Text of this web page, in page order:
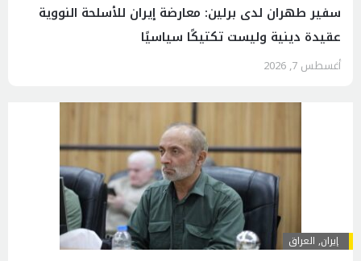
سفير طهران لدى برلين: معارضة إيران للأسلحة النووية
عقيدة دينية وليست تكتيكًا سياسيًا
أغسطس 7, 2026
إيران, العراق